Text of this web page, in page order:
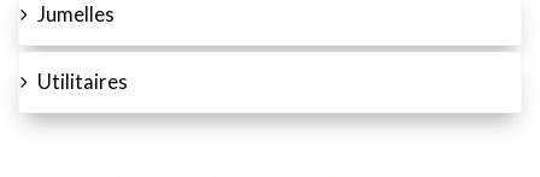
Jumelles
Utilitaires